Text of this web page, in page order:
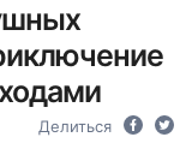
Делиться